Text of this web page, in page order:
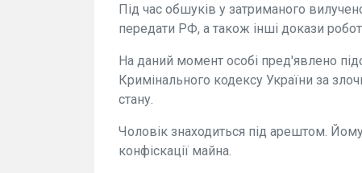
Під час обшуків у затриманого
передати РФ, а також інші докази
На даний момент особі пред'явлено
Кримінального кодексу України за
стану.
Чоловік знаходиться під арештом.
конфіскації майна.